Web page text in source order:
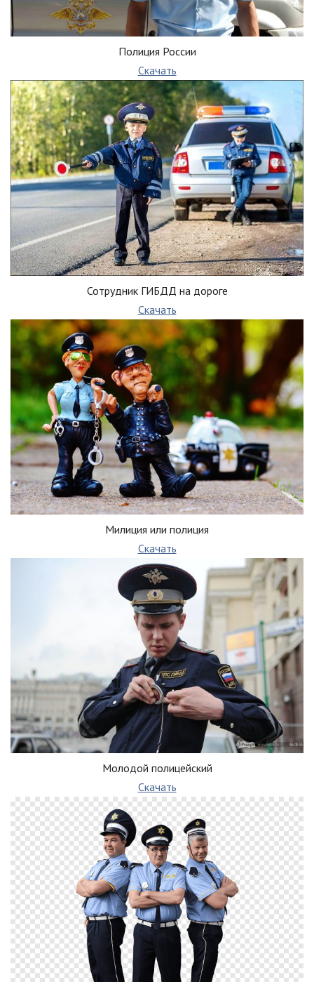
Полиция России
Скачать
Сотрудник ГИБДД на дороге
Скачать
Милиция или полиция
Скачать
Молодой полицейский
Скачать